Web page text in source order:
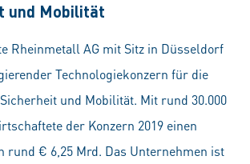
und Mobilität
Rheinmetall AG mit Sitz in Düsseldorf
Technologiekonzern für die
und Mobilität. Mit rund 30.000
der Konzern 2019 einen
rund € 6,25 Mrd. Das Unternehmen ist